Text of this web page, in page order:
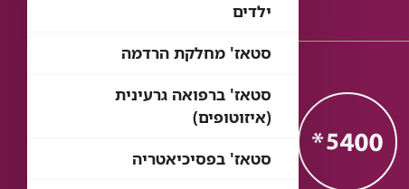
ילדים
סטאז' מחלקת הרדמה
סטאז' ברפואה גרעינית
(איזוטופים)
סטאז' בפסיכיאטריה